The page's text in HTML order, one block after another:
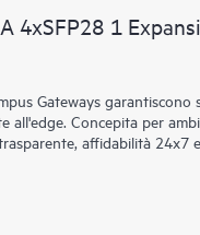
4xSFP28 1
Gateways garantiscono
all'edge. Concepita per
affidabilità 24x7